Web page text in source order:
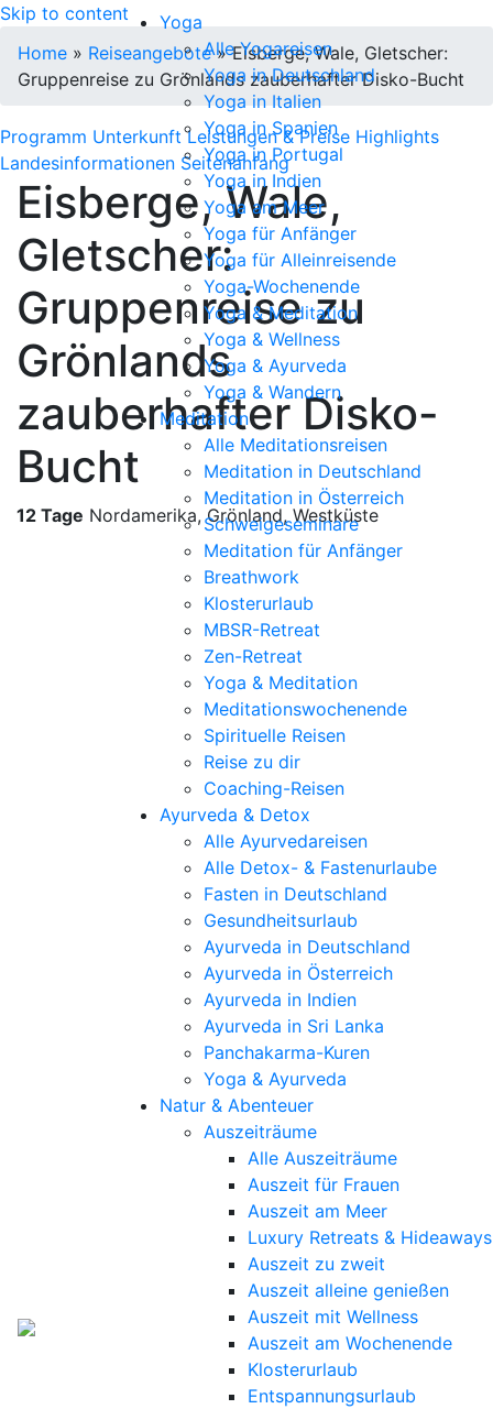
Skip to content
Yoga
Alle Yogareisen
Yoga in Deutschland
Yoga in Italien
Yoga in Spanien
Yoga in Portugal
Yoga in Indien
Yoga am Meer
Yoga für Anfänger
Yoga für Alleinreisende
Yoga-Wochenende
Yoga & Meditation
Yoga & Wellness
Yoga & Ayurveda
Yoga & Wandern
Meditation
Alle Meditationsreisen
Meditation in Deutschland
Meditation in Österreich
Schweigeseminare
Meditation für Anfänger
Breathwork
Klosterurlaub
MBSR-Retreat
Zen-Retreat
Yoga & Meditation
Meditationswochenende
Spirituelle Reisen
Reise zu dir
Coaching-Reisen
Ayurveda & Detox
Alle Ayurvedareisen
Alle Detox- & Fastenurlaube
Fasten in Deutschland
Gesundheitsurlaub
Ayurveda in Deutschland
Ayurveda in Österreich
Ayurveda in Indien
Ayurveda in Sri Lanka
Panchakarma-Kuren
Yoga & Ayurveda
Natur & Abenteuer
Auszeiträume
Alle Auszeiträume
Auszeit für Frauen
Auszeit am Meer
Luxury Retreats & Hideaways
Auszeit zu zweit
Auszeit alleine genießen
Auszeit mit Wellness
Auszeit am Wochenende
Klosterurlaub
Entspannungsurlaub
Home » Reiseangebote»Eisberge, Wale, Gletscher:
Gruppenreise zu Grönlands zauberhafter Disko-Bucht
Programm Unterkunft Leistungen & Preise Highlights
Landesinformationen Seitenanfang
Eisberge, Wale,
Gletscher:
Gruppenreise zu
Grönlands
zauberhafter Disko-
Bucht
12 Tage Nordamerika,Grönland,Westküste